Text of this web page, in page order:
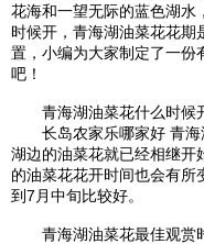
花海和一望无际的蓝色湖水
时候开， 青海湖油菜花花期
置，小编为大家制定了一份
吧！
青海湖油菜花什么时候
长岛农家乐哪家好 青海
湖边的油菜花就已经相继开
的油菜花花开时间也会有所
到7月中旬比较好。
青海湖油菜花最佳观赏